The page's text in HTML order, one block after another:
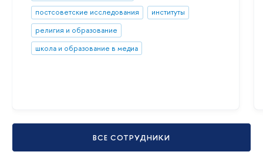
постсоветские исследования
институты
религия и образование
школа и образование в медиа
ВСЕ СОТРУДНИКИ